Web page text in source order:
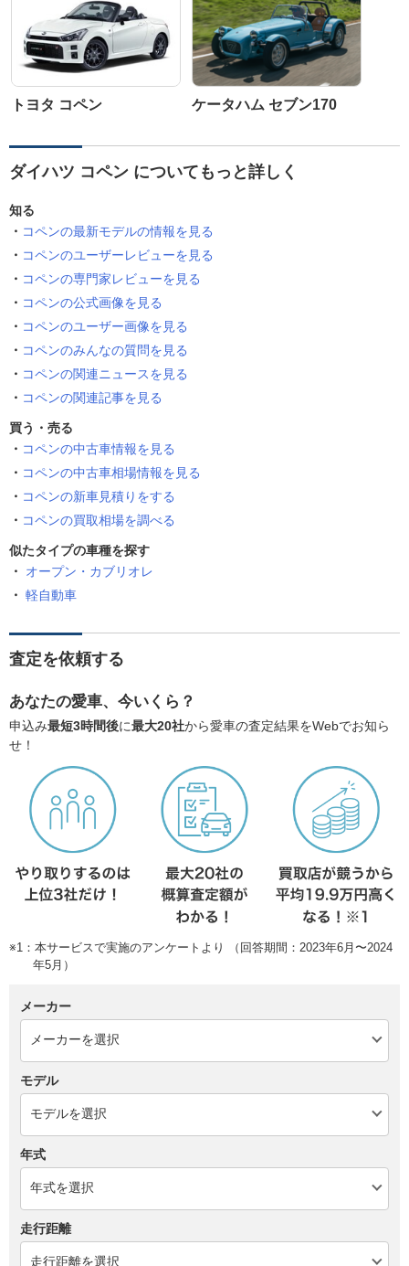
トヨタ コペン ケータハム セブン170
ダイハツ コペン についてもっと詳しく
知る
コペンの最新モデルの情報を見る
コペンのユーザーレビューを見る
コペンの専門家レビューを見る
コペンの公式画像を見る
コペンのユーザー画像を見る
コペンのみんなの質問を見る
コペンの関連ニュースを見る
コペンの関連記事を見る
買う・売る
コペンの中古車情報を見る
コペンの中古車相場情報を見る
コペンの新車見積りをする
コペンの買取相場を調べる
似たタイプの車種を探す
オープン・カブリオレ
軽自動車
査定を依頼する
あなたの愛車、今いくら？
申込み最短3時間後に最大20社から愛車の査定結果をWebでお知ら
せ！
※1：本サービスで実施のアンケートより （回答期間：2023年6月〜2024
年5月）
メーカー
モデル
年式
走行距離